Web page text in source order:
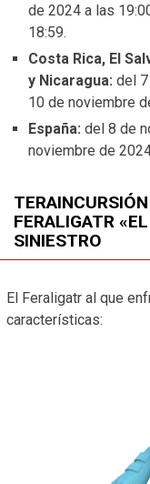
de 2024 a las
18:59.
Costa Rica, El
y Nicaragua: del
10 de noviembre
España: del 8 de
noviembre de
FERALIGATR
SINIESTRO
El Feraligatr al que
características: